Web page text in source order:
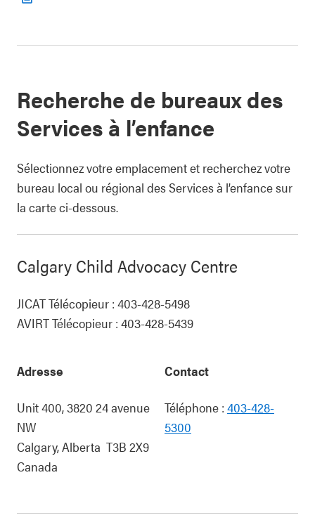
Recherche de bureaux des
Services à l’enfance
Sélectionnez votre emplacement et recherchez votre
bureau local ou régional des Services à l’enfance sur
la carte ci-dessous.
Calgary Child Advocacy Centre
JICAT Télécopieur : 403-428-5498
AVIRT Télécopieur : 403-428-5439
Adresse
Unit 400, 3820 24 avenue
NW
Calgary,Alberta T3B 2X9
Canada
Contact
Téléphone : 403-428-
5300